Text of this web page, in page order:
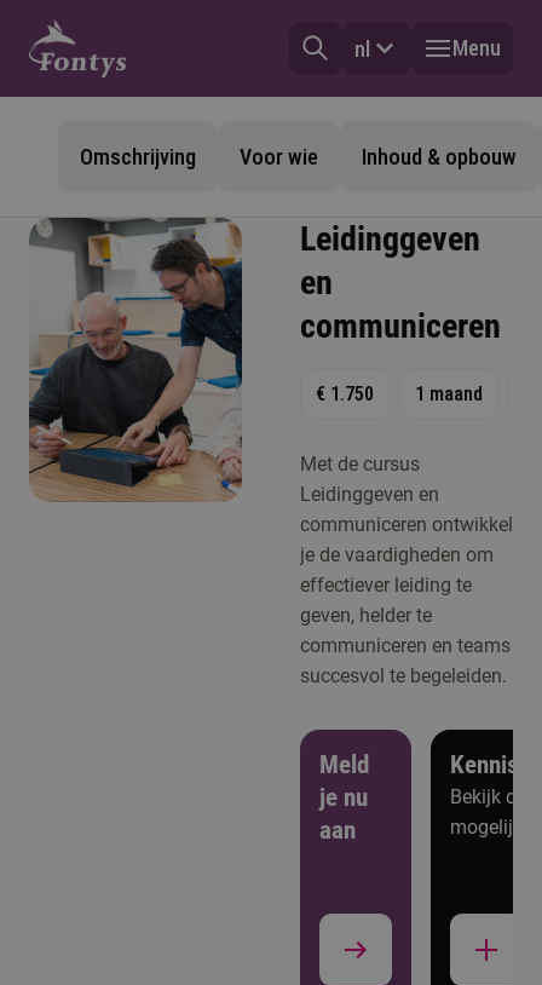
nl Menu
Omschrijving Voor wie Inhoud & opbouw
Leidinggeven
en
communiceren
€ 1.750 1 maand
Met de cursus
Leidinggeven en
communiceren ontwikkel
je de vaardigheden om
effectiever leiding te
geven, helder te
communiceren en teams
succesvol te begeleiden.
Meld
je nu
aan
Bekijk de